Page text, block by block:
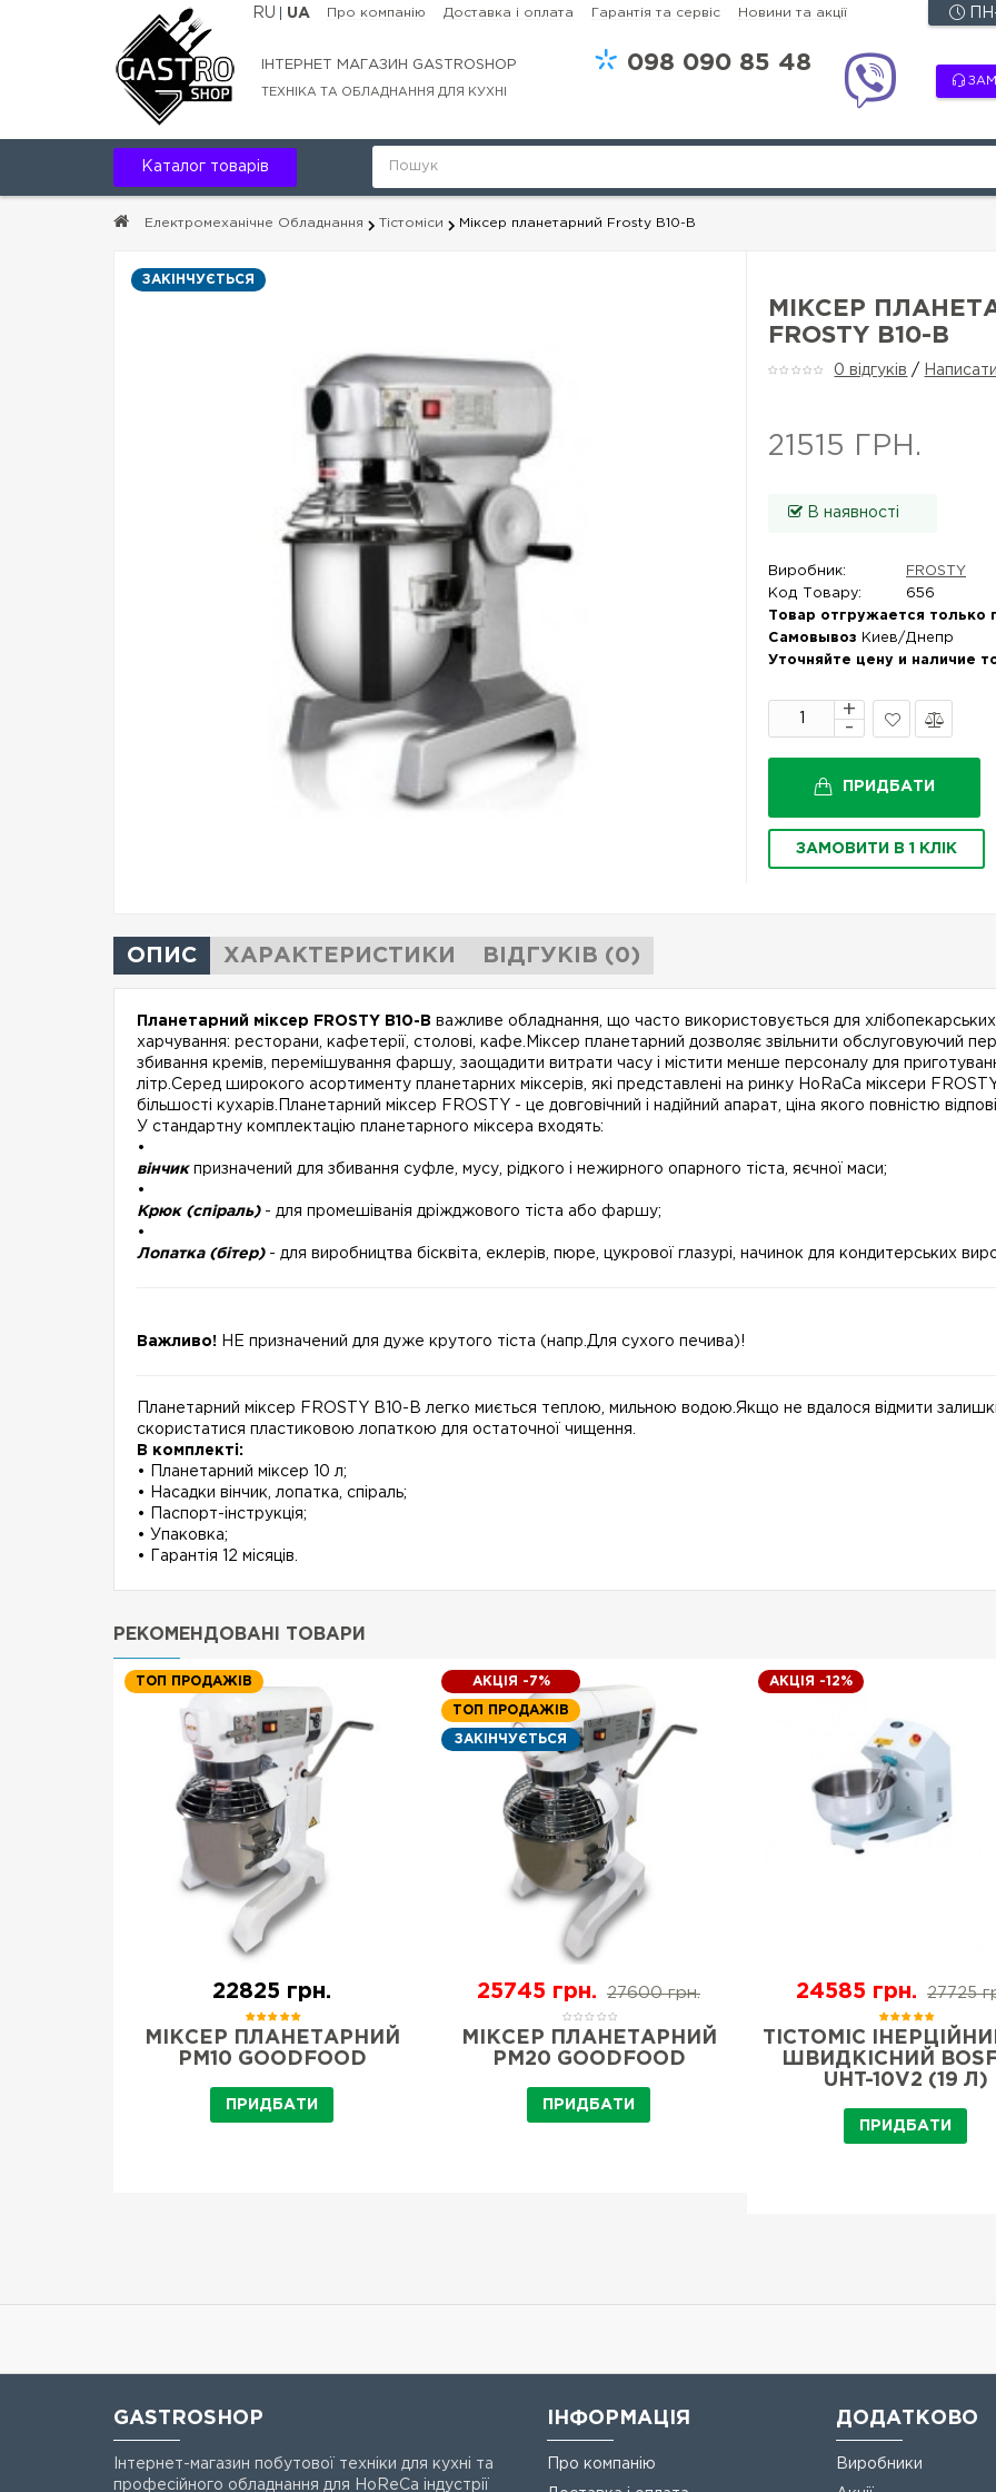
ІНТЕРНЕТ МАГАЗИН GASTROSHOP
ТЕХНІКА ТА ОБЛАДНАННЯ ДЛЯ КУХНІ
RU UA Про компанію Доставка і оплата Гарантія та сервіс Новини та акції
098 090 85 48
Каталог товарів
Електромеханічне Обладнання Тістоміси Міксер планетарний Frosty B10-B
ЗАКІНЧУЄТЬСЯ
МІКСЕР
FROSTY B10-B
0 відгуків /
21515 ГРН.
В наявності
Виробник:
FROSTY
Код Товару:
656
Товар отгружается только
Самовывоз Киев/Днепр
Уточняйте цену и наличие
закладки
ПРИДБАТИ
ЗАМОВИТИ В 1 КЛІК
ОПИС ХАРАКТЕРИСТИКИ ВІДГУКІВ (0)
Планетарний міксер FROSTY B10-B важливе обладнання, що часто використовується для хлібопекарських
харчування: ресторани, кафетерії, столові, кафе.Міксер планетарний дозволяє звільнити обслуговуючий
збивання кремів, перемішування фаршу, заощадити витрати часу і містити менше персоналу для
літр.Серед широкого асортименту планетарних міксерів, які представлені на ринку HoRaCa міксери
більшості кухарів.Планетарний міксер FROSTY - це довговічний і надійний апарат, ціна якого повністю
У стандартну комплектацію планетарного міксера входять:
•
вінчик призначений для збивання суфле, мусу, рідкого і нежирного опарного тіста, яєчної маси;
•
Крюк (спіраль) - для промешіванія дріжджового тіста або фаршу;
•
Лопатка (бітер) - для виробництва бісквіта, еклерів, пюре, цукрової глазурі, начинок для кондитерських
Важливо! НЕ призначений для дуже крутого тіста (напр.Для сухого печива)!
Планетарний міксер FROSTY B10-B легко миється теплою, мильною водою.Якщо не вдалося відмити залишки
скористатися пластиковою лопаткою для остаточної чищення.
В комплекті:
• Планетарний міксер 10 л;
• Насадки вінчик, лопатка, спіраль;
• Паспорт-інструкція;
• Упаковка;
• Гарантія 12 місяців.
РЕКОМЕНДОВАНІ ТОВАРИ
ТОП ПРОДАЖІВ
22825 грн.
МІКСЕР ПЛАНЕТАРНИЙ
PM10 GOODFOOD
ПРИДБАТИ
АКЦІЯ -7%
ТОП ПРОДАЖІВ
ЗАКІНЧУЄТЬСЯ
25745 грн. 27600 грн.
МІКСЕР ПЛАНЕТАРНИЙ
PM20 GOODFOOD
ПРИДБАТИ
АКЦІЯ -12%
24585 грн. 27725
ТІСТОМІС
ШВИДКІСНИЙ
UHT-10V2 (19 Л)
ПРИДБАТИ
GASTROSHOP
Інтернет-магазин побутової техніки для кухні та
професійного обладнання для HoReCa індустрії
ІНФОРМАЦІЯ
Про компанію
ДОДАТКОВО
Виробники